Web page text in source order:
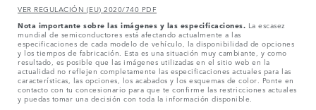
VER REGULACIÓN (EU) 2020/740 PDF
Nota importante sobre las imágenes y las especificaciones. La escasez
mundial de semiconductores está afectando actualmente a las
especificaciones de cada modelo de vehículo, la disponibilidad de opciones
y los tiempos de fabricación. Esta es una situación muy cambiante, y como
resultado, es posible que las imágenes utilizadas en el sitio web en la
actualidad no reflejen completamente las especificaciones actuales para las
características, las opciones, los acabados y los esquemas de color. Ponte en
contacto con tu concesionario para que te confirme las restricciones actuales
y puedas tomar una decisión con toda la información disponible.